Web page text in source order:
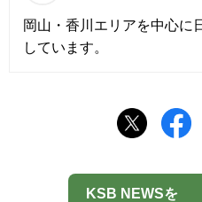
岡山・香川エリアを中心に
しています。
KSB NEWSを